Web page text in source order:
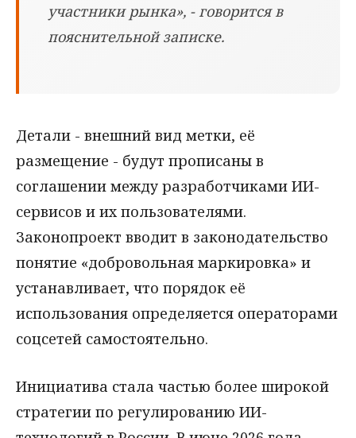
участники рынка», - говорится в
пояснительной записке.
Детали - внешний вид метки, её
размещение - будут прописаны в
соглашении между разработчиками ИИ-
сервисов и их пользователями.
Законопроект вводит в законодательство
понятие «добровольная маркировка» и
устанавливает, что порядок её
использования определяется операторами
соцсетей самостоятельно.
Инициатива стала частью более широкой
стратегии по регулированию ИИ-